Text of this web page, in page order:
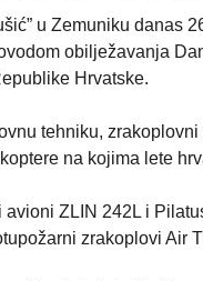
u Zemuniku danas
obilježavanja
Hrvatske.
tehniku,
na kojima lete
ZLIN 242L i
zrakoplovi Air